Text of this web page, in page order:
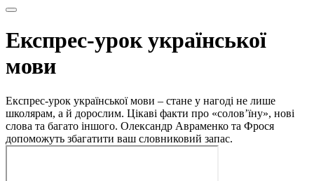
Експрес-урок української
мови
Експрес-урок української мови – стане у нагоді не лише
школярам, а й дорослим. Цікаві факти про «солов’їну», нові
слова та багато іншого. Олександр Авраменко та Фрося
допоможуть збагатити ваш словниковий запас.